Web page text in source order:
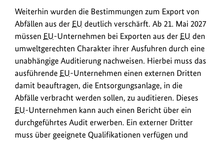
Weiterhin wurden die Bestimmungen zum Export von
Abfällen aus der EU deutlich verschärft. Ab 21. Mai 2027
müssen EU-Unternehmen bei Exporten aus der EU den
umweltgerechten Charakter ihrer Ausfuhren durch eine
unabhängige Auditierung nachweisen. Hierbei muss das
ausführende EU-Unternehmen einen externen Dritten
damit beauftragen, die Entsorgungsanlage, in die
Abfälle verbracht werden sollen, zu auditieren. Dieses
EU-Unternehmen kann auch einen Bericht über ein
durchgeführtes Audit erwerben. Ein externer Dritter
muss über geeignete Qualifikationen verfügen und